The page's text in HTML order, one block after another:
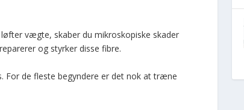
vægte, skaber du mikroskopiske skader
og styrker disse fibre.
For de fleste begyndere er det nok at træne